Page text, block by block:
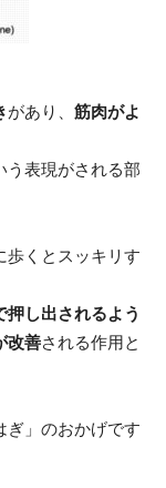
があり、 筋肉がよ
う表現がされる部
歩くとスッキリす
し出されるよう
改善される作用と
ぎ」のおかげです